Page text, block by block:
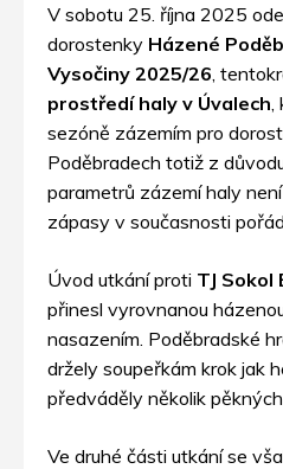
V sobotu 25. října 2025
dorostenky Házené
Vysočiny 2025/26 ,
prostředí haly v Úvalech
sezóně zázemím pro
Poděbradech totiž z
parametrů zázemí haly
zápasy v současnosti
Úvod utkání proti TJ Sokol
přinesl vyrovnanou
nasazením. Poděbradské
držely soupeřkám krok jak
předváděly několik
Ve druhé části utkání se